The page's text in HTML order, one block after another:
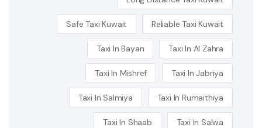
Reliable Taxi Kuwait
Safe Taxi Kuwait
Taxi In Al Zahra
Taxi In Bayan
Taxi In Jabriya
Taxi In Mishref
Taxi In Rumaithiya
Taxi In Salmiya
Taxi In Salwa
Taxi In Shaab